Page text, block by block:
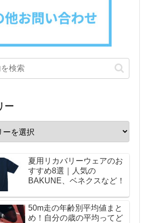
ー
夏用リカバリーウェアのお
すすめ8選｜人気の
BAKUNE、ベネクスなど！
50m走の年齢別平均値まと
め！自分の歳の平均ってど